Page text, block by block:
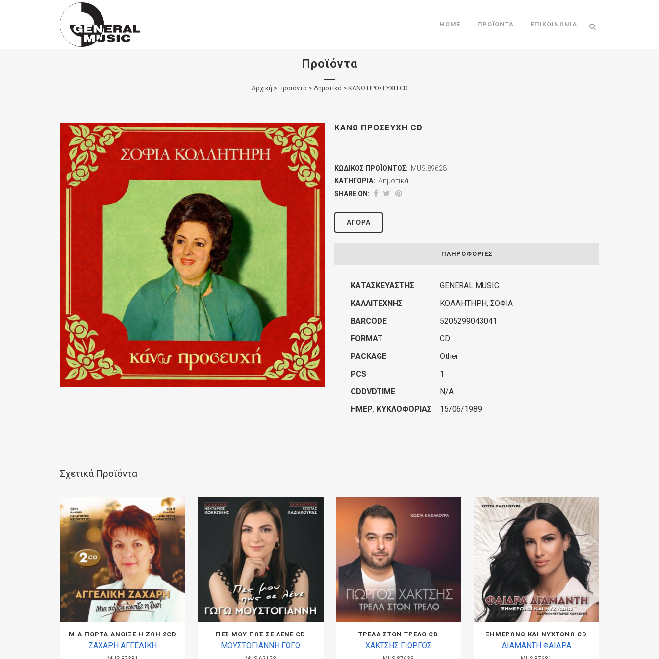
Products
HOME ΠΡΟΪΌΝΤΑ ΕΠΙΚΟΙΝΩΝΊΑ
Προϊόντα
Αρχική > Προϊόντα> Δημοτικά> ΚΑΝΩ ΠΡΟΣΕΥΧΗ CD
ΚΑΝΩ ΠΡΟΣΕΥΧΗ CD
ΚΩΔΙΚΌΣ ΠΡΟΪΌΝΤΟΣ: MUS.89628
ΚΑΤΗΓΟΡΊΑ: Δημοτικά
SHARE ON:
ΑΓΟΡΆ
ΠΛΗΡΟΦΟΡΊΕΣ
ΚΑΤΑΣΚΕΥΑΣΤΉΣ
GENERAL MUSIC
ΚΑΛΛΙΤΈΧΝΗΣ
ΚΟΛΛΗΤΗΡΗ, ΣΟΦΙΑ
BARCODE
5205299043041
FORMAT
CD
PACKAGE
Other
PCS
1
CDDVDTIME
N/A
ΗΜΕΡ. ΚΥΚΛΟΦΟΡΊΑΣ
15/06/1989
Σχετικά Προϊόντα
ΜΙΑ ΠΟΡΤΑ ΑΝΟΙΞΕ Η ΖΩΗ 2CD
ΖΑΧΑΡΗ ΑΓΓΕΛΙΚΗ
ΠΕΣ ΜΟΥ ΠΩΣ ΣΕ ΛΕΝΕ CD
ΜΟΥΣΤΟΓΙΑΝΝΗ ΓΩΓΩ
ΤΡΕΛΑ ΣΤΟΝ ΤΡΕΛΟ CD
ΧΑΚΤΣΗΣ ΓΙΩΡΓΟΣ
ΞΗΜΕΡΩΝΩ ΚΑΙ ΝΥΧΤΩΝΩ CD
ΔΙΑΜΑΝΤΗ ΦΑΙΔΡΑ